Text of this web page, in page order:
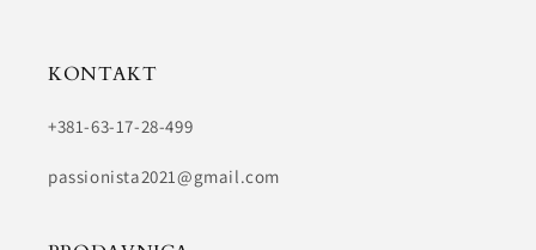
KONTAKT
+381-63-17-28-499
passionista2021@gmail.com